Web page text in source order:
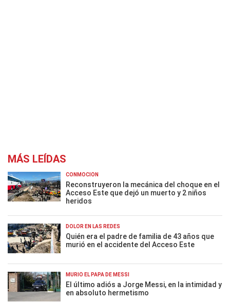
MÁS LEÍDAS
CONMOCIÓN
Reconstruyeron la mecánica del choque en el
Acceso Este que dejó un muerto y 2 niños
heridos
DOLOR EN LAS REDES
Quién era el padre de familia de 43 años que
murió en el accidente del Acceso Este
MURIÓ EL PAPÁ DE MESSI
El último adiós a Jorge Messi, en la intimidad y
en absoluto hermetismo